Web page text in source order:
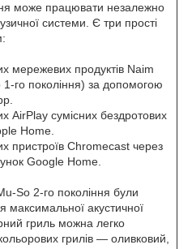
може працювати незалежно
системи. Є три прості
мережевих продуктів Naim
го покоління) за допомогою
AirPlay сумісних бездротових
Home.
пристроїв Chromecast через
Google Home.
So 2-го покоління були
максимальної акустичної
гриль можна легко
грилів — оливковий,